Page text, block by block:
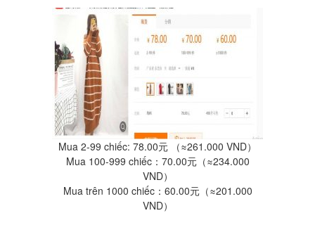
Mua 2-99 chiếc: 78.00元 （≈261.000 VND）
Mua 100-999 chiếc：70.00元（≈234.000
VND）
Mua trên 1000 chiếc：60.00元（≈201.000
VND）